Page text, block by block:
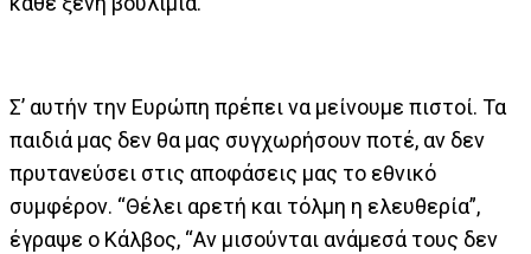
Σ’ αυτήν την Ευρώπη πρέπει να μείνουμε πιστοί. Τα
παιδιά μας δεν θα μας συγχωρήσουν ποτέ, αν δεν
πρυτανεύσει στις αποφάσεις μας το εθνικό
συμφέρον. “Θέλει αρετή και τόλμη η ελευθερία”,
έγραψε ο Κάλβος, “Αν μισούνται ανάμεσά τους δεν